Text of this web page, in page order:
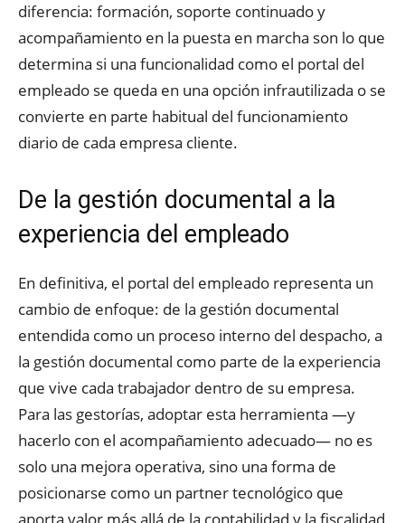
diferencia: formación, soporte continuado y
acompañamiento en la puesta en marcha son lo que
determina si una funcionalidad como el portal del
empleado se queda en una opción infrautilizada o se
convierte en parte habitual del funcionamiento
diario de cada empresa cliente.
De la gestión documental a la
experiencia del empleado
En definitiva, el portal del empleado representa un
cambio de enfoque: de la gestión documental
entendida como un proceso interno del despacho, a
la gestión documental como parte de la experiencia
que vive cada trabajador dentro de su empresa.
Para las gestorías, adoptar esta herramienta —y
hacerlo con el acompañamiento adecuado— no es
solo una mejora operativa, sino una forma de
posicionarse como un partner tecnológico que